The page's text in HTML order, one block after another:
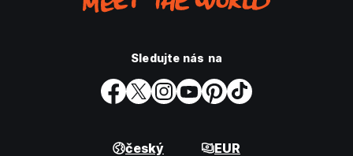
Sledujte nás na
český EUR